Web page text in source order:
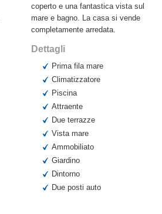
coperto e una fantastica vista sul
mare e bagno. La casa si vende
completamente arredata.
Dettagli
Prima fila mare
Climatizzatore
Piscina
Attraente
Due terrazze
Vista mare
Ammobiliato
Giardino
Dintorno
Due posti auto